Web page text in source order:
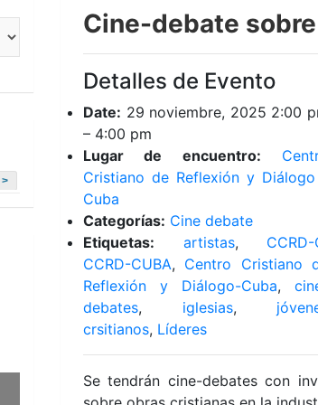
Cine-debate
Detalles de Evento
Date: 29 noviembre, 2025 2:00
– 4:00 pm
Lugar de encuentro:
Cristiano de Reflexión y
Cuba
Categorías: Cine debate
Etiquetas:
artistas, CCRD-
CCRD-CUBA, Centro Cristiano
Reflexión y Diálogo-Cuba,
debates, iglesias,
crsitianos, Líderes
Se tendrán cine-debates con
>